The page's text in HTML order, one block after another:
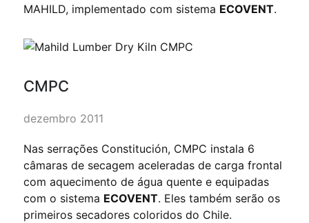
MAHILD, implementado com sistema ECOVENT.
CMPC
dezembro 2011
Nas serrações Constitución, CMPC instala 6
câmaras de secagem aceleradas de carga frontal
com aquecimento de água quente e equipadas
com o sistema ECOVENT. Eles também serão os
primeiros secadores coloridos do Chile.